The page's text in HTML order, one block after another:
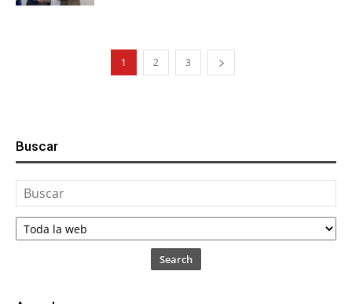
1 2 3
Buscar
Search